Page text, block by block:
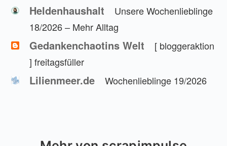
Heldenhaushalt
Unsere Wochenlieblinge
18/2026 – Mehr Alltag
Gedankenchaotins Welt
[ bloggeraktion
] freitagsfüller
Lilienmeer.de Wochenlieblinge 19/2026